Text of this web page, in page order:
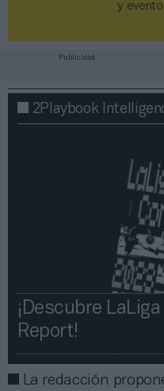
y
Publicidad
2Playbook
¡Descubre
Report!​​
La redacción